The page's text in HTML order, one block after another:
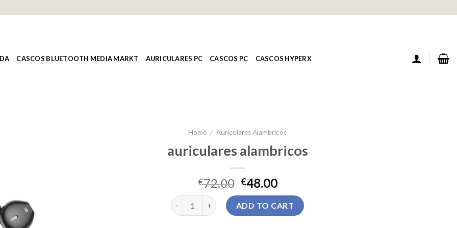
CASCOS BLUETOOTH MEDIA MARKT AURICULARES PC CASCOS PC CASCOS HYPERX
Home / Auriculares Alambricos
auriculares alambricos
€72.00 €48.00
auriculares alambricos quantity
ADD TO CART